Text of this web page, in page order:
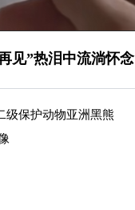
见”热泪中流淌怀念
级保护动物亚洲黑熊